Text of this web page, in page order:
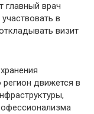
главный врач
в
визит
движется в